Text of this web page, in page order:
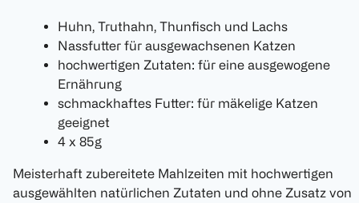
Huhn, Truthahn, Thunfisch und Lachs
Nassfutter für ausgewachsenen Katzen
hochwertigen Zutaten: für eine ausgewogene
Ernährung
schmackhaftes Futter: für mäkelige Katzen
geeignet
4 x 85g
Meisterhaft zubereitete Mahlzeiten mit hochwertigen
ausgewählten natürlichen Zutaten und ohne Zusatz von